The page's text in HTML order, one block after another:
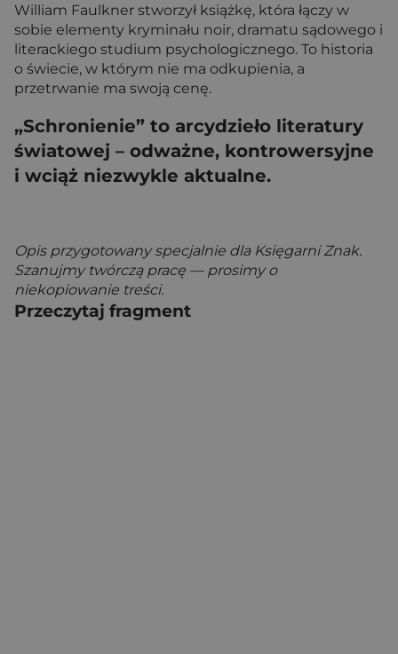
William Faulkner stworzył książkę, która łączy w
sobie elementy kryminału noir, dramatu sądowego i
literackiego studium psychologicznego. To historia
o świecie, w którym nie ma odkupienia, a
przetrwanie ma swoją cenę.
„Schronienie” to arcydzieło literatury
światowej – odważne, kontrowersyjne
i wciąż niezwykle aktualne.
Opis przygotowany specjalnie dla Księgarni Znak.
Szanujmy twórczą pracę — prosimy o
niekopiowanie treści.
Przeczytaj fragment